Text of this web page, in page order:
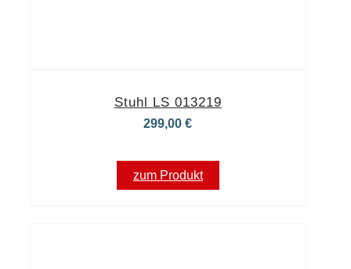
Stuhl LS 013219
299,00€
zum Produkt